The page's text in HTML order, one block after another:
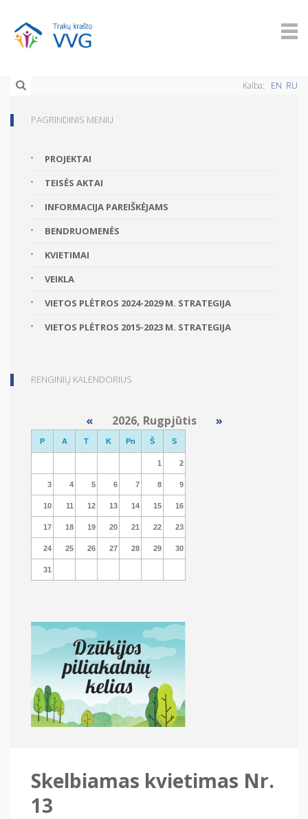
Kalba: EN RU
PAGRINDINIS MENIU
PROJEKTAI
TEISĖS AKTAI
INFORMACIJA PAREIŠKĖJAMS
BENDRUOMENĖS
KVIETIMAI
VEIKLA
VIETOS PLĖTROS 2024-2029 M. STRATEGIJA
VIETOS PLĖTROS 2015-2023 M. STRATEGIJA
RENGINIŲ KALENDORIUS
«2026, Rugpjūtis »
P A T K Pn Š S
1 2
3 4 5 6 7 8 9
10 11 12 13 14 15 16
17 18 19 20 21 22 23
24 25 26 27 28 29 30
31
Skelbiamas kvietimas Nr.
13